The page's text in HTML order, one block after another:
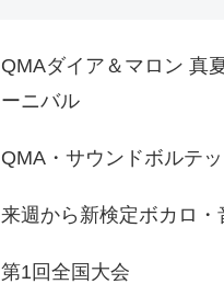
QMAダイア＆マロン 真
ーニバル
QMA・サウンドボルテ
来週から新検定ボカロ・
第1回全国大会